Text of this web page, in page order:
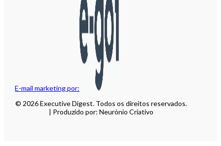
E-mail marketing por:
© 2026 Executive Digest. Todos os direitos reservados.
| Produzido por: Neurónio Criativo